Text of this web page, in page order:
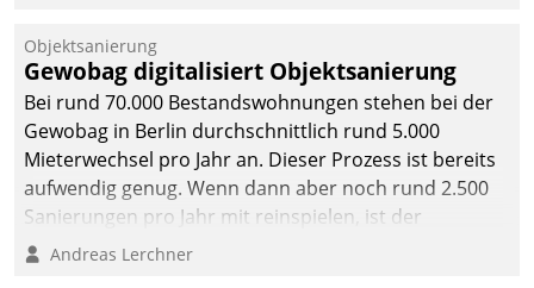
Unternehmen.
Objektsanierung
Gewobag digitalisiert Objektsanierung
Bei rund 70.000 Bestandswohnungen stehen bei der
Gewobag in Berlin durchschnittlich rund 5.000
Mieterwechsel pro Jahr an. Dieser Prozess ist bereits
aufwendig genug. Wenn dann aber noch rund 2.500
Sanierungen pro Jahr mit reinspielen, ist der
Betreuungs- und Organisationsaufwand immens. Im
Andreas Lerchner